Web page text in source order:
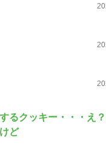
るクッキー・・・え
ど